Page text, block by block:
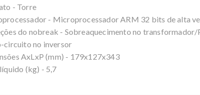
- Torre
- Microprocessador ARM 32 bits de alta
do nobreak - Sobreaquecimento no
circuito no inversor
AxLxP (mm) - 179x127x343
(kg) - 5,7